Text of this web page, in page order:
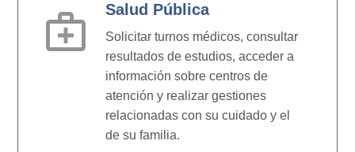
medical_services Salud Pública
Solicitar turnos médicos, consultar
resultados de estudios, acceder a
información sobre centros de
atención y realizar gestiones
relacionadas con su cuidado y el
de su familia.